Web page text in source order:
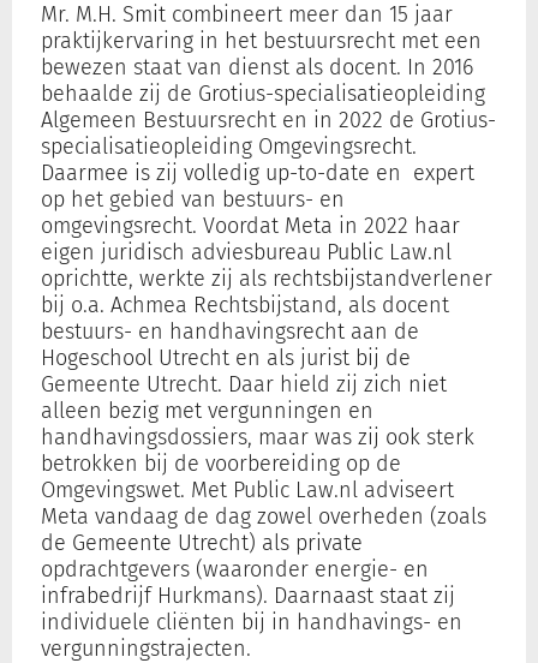
Inloggen op de kennisbank
Inloggen
Registreren
Mr. M.H. Smit combineert meer dan 15 jaar
praktijkervaring in het bestuursrecht met een
bewezen staat van dienst als docent. In 2016
behaalde zij de Grotius-specialisatieopleiding
Algemeen Bestuursrecht en in 2022 de Grotius-
specialisatieopleiding Omgevingsrecht.
Daarmee is zij volledig up-to-date en expert
op het gebied van bestuurs- en
omgevingsrecht. Voordat Meta in 2022 haar
eigen juridisch adviesbureau Public Law.nl
oprichtte, werkte zij als rechtsbijstandverlener
bij o.a. Achmea Rechtsbijstand, als docent
bestuurs- en handhavingsrecht aan de
Hogeschool Utrecht en als jurist bij de
Gemeente Utrecht. Daar hield zij zich niet
alleen bezig met vergunningen en
handhavingsdossiers, maar was zij ook sterk
betrokken bij de voorbereiding op de
Omgevingswet. Met Public Law.nl adviseert
Meta vandaag de dag zowel overheden (zoals
de Gemeente Utrecht) als private
opdrachtgevers (waaronder energie- en
infrabedrijf Hurkmans). Daarnaast staat zij
individuele cliënten bij in handhavings- en
vergunningstrajecten.